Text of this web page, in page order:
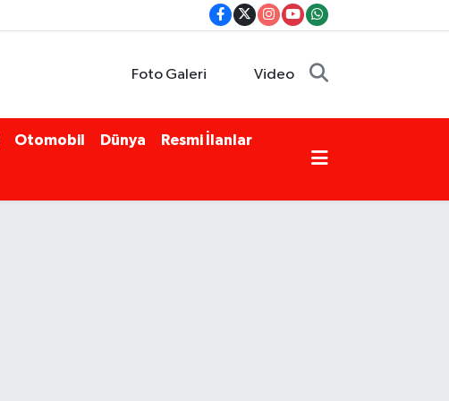
Foto Galeri Video
Otomobil Dünya Resmi İlanlar